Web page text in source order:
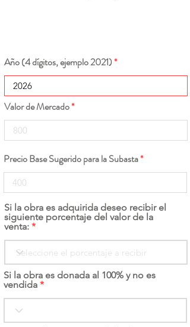
Año (4 dígitos, ejemplo 2021)
Valor de Mercado
Precio Base Sugerido para la Subasta
Si la obra es adquirida deseo recibir el
siguiente porcentaje del valor de la
venta:
Si la obra es donada al 100% y no es
vendida